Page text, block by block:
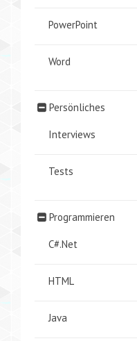
PowerPoint
Word
Persönliches
Interviews
Tests
Programmieren
C#.Net
HTML
Java